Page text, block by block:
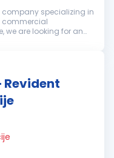
company specializing in
commercial
we are looking for an
Revident